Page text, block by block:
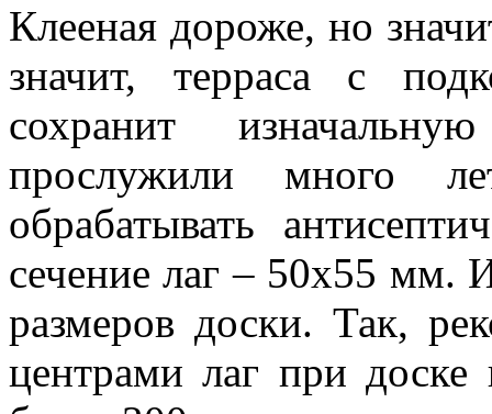
Клееная дороже, но
значит, терраса с
сохранит
прослужили много
обрабатывать
сечение лаг – 50х55 мм.
размеров доски. Так,
центрами лаг при